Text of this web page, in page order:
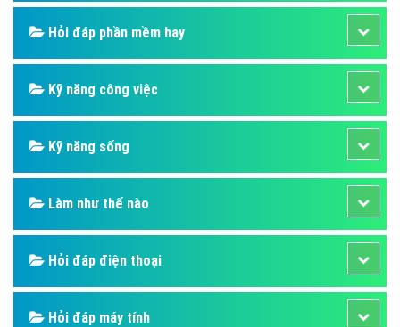
Hỏi đáp phần mềm hay
Kỹ năng công việc
Kỹ năng sống
Làm như thế nào
Hỏi đáp điện thoại
Hỏi đáp máy tính